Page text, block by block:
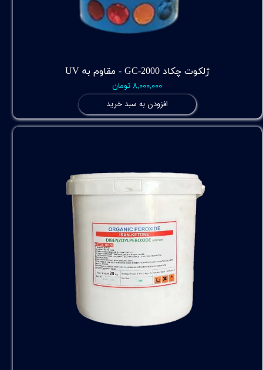
ژلکوت چکاد GC-2000 - مقاوم به UV
۸,۰۰۰,۰۰۰ تومان
افزودن به سبد خرید